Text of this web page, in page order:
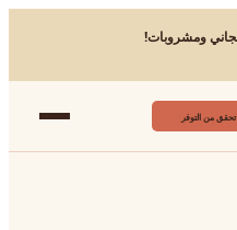
تحقق من التوفر